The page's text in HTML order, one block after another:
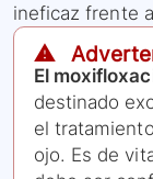
ineficaz frente
⚠️
El
destinado
el
ojo. Es de